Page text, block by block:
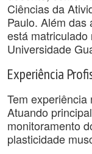
Ciências da
Paulo. Além das
está
Universidade
Experiência
Tem
Atuando
monitoramento
plasticidade